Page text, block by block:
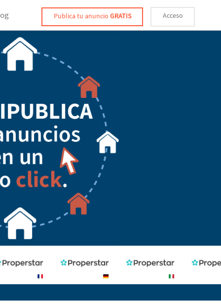
Publica tu anuncio GRATIS Acceso